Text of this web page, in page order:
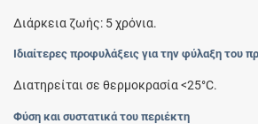
Διάρκεια ζωής: 5 χρόνια.
Ιδιαίτερες προφυλάξεις για την φύλαξη του
Διατηρείται σε θερμοκρασία <25°C.
Φύση και συστατικά του περιέκτη